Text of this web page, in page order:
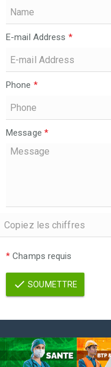
E-mail Address *
Phone *
Message *
* Champs requis
SOUMETTRE